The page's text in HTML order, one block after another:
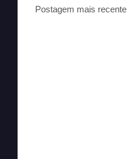
Postagem mais recente